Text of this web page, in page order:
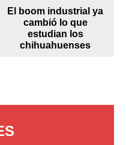
El boom industrial ya
cambió lo que
estudian los
chihuahuenses